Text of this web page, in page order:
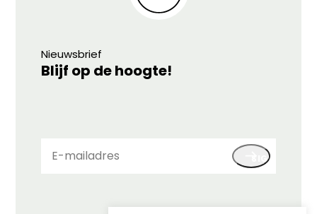
Nieuwsbrief
Blijf op de hoogte!
SIGN UP